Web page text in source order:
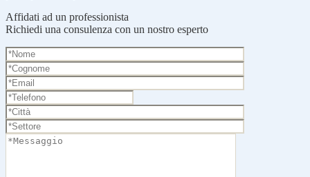
Affidati ad un professionista
Richiedi una consulenza con un nostro esperto